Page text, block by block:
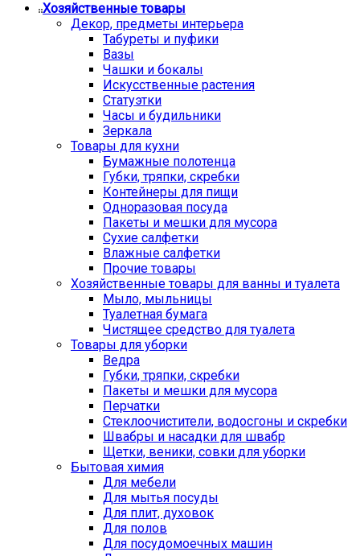
Хозяйственные товары
Декор, предметы интерьера
Табуреты и пуфики
Вазы
Чашки и бокалы
Искусственные растения
Статуэтки
Часы и будильники
Зеркала
Товары для кухни
Бумажные полотенца
Губки, тряпки, скребки
Контейнеры для пищи
Одноразовая посуда
Пакеты и мешки для мусора
Сухие салфетки
Влажные салфетки
Прочие товары
Хозяйственные товары для ванны и туалета
Мыло, мыльницы
Туалетная бумага
Чистящее средство для туалета
Товары для уборки
Ведра
Губки, тряпки, скребки
Пакеты и мешки для мусора
Перчатки
Стеклоочистители, водосгоны и скребки
Швабры и насадки для швабр
Щетки, веники, совки для уборки
Бытовая химия
Для мебели
Для мытья посуды
Для плит, духовок
Для полов
Для посудомоечных машин